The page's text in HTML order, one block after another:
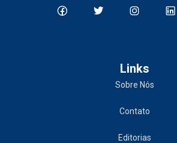
Links
Sobre Nós
Contato
Editorias